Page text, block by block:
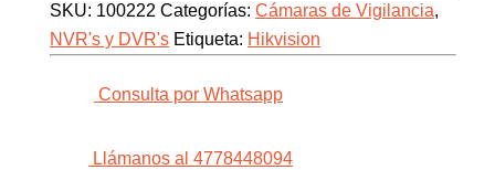
SKU: 100222 Categorías: Cámaras de Vigilancia,
NVR's y DVR's Etiqueta: Hikvision
Consulta por Whatsapp
Llámanos al 4778448094